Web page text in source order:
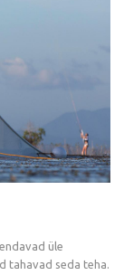
üle
tahavad seda teha.